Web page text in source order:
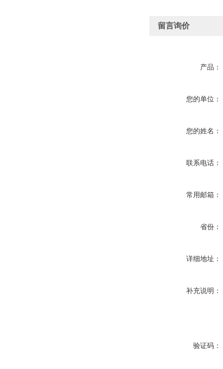
留言询价
产品：
您的单位：
您的姓名：
联系电话：
常用邮箱：
省份：
详细地址：
补充说明：
验证码：